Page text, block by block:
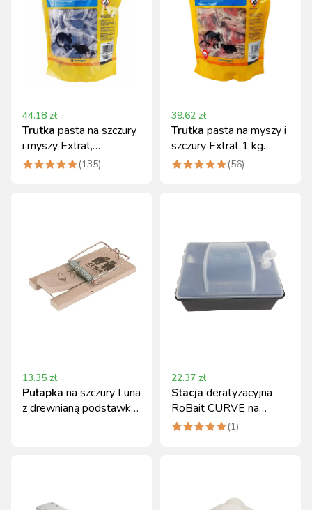
44.18 zł
Trutka pasta na szczury
i myszy Extrat,
brodifakum 1 kg
(135)
39.62 zł
Trutka pasta na myszy i
szczury Extrat 1 kg
bromadiolon(56)
13.35 zł
Pułapka na szczury Luna
z drewnianą podstawką
22.37 zł
Stacja deratyzacyjna
RoBait CURVE na
myszy i szczury z
(1)